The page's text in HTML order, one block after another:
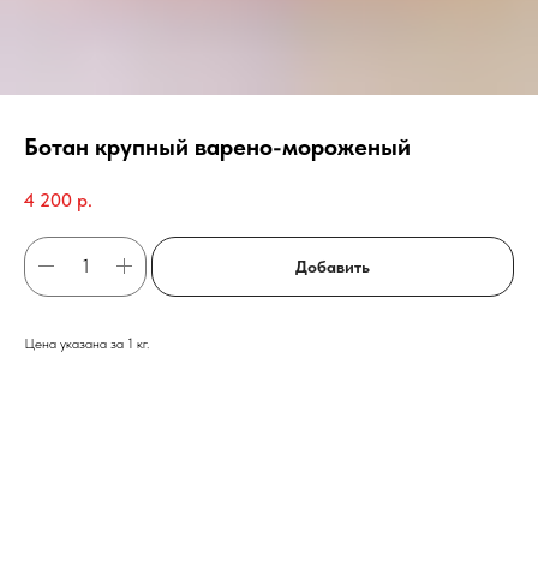
Ботан крупный варено-мороженый
4 200 р.
Добавить
Цена указана за 1 кг.